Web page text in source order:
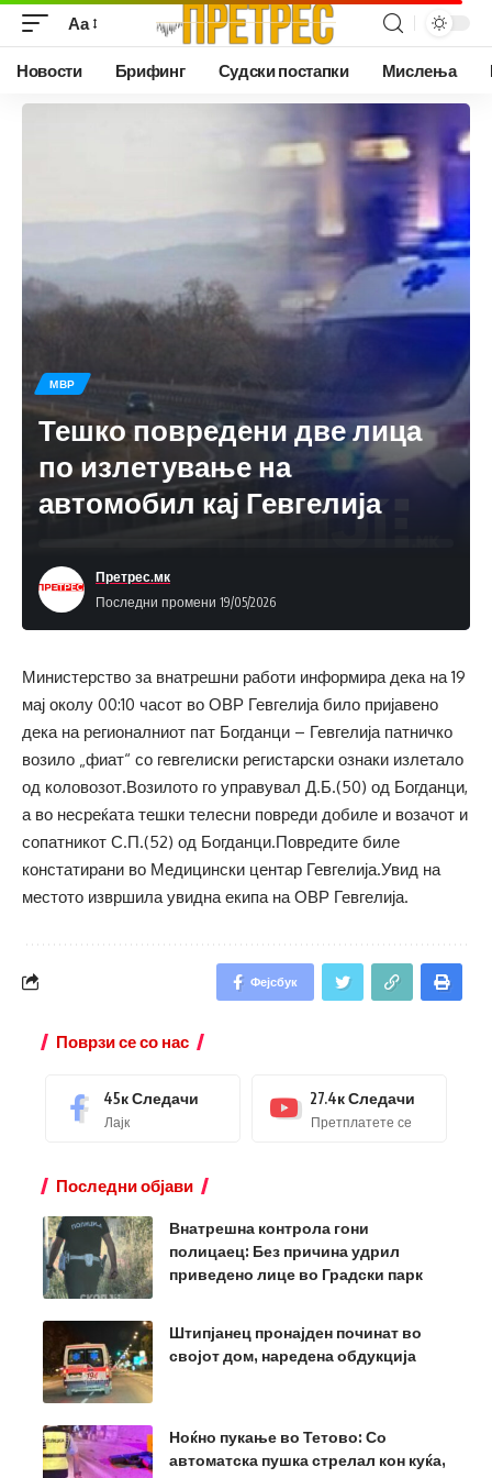
Аа
Новости Брифинг Судски постапки Мислења
МВР
Тешко повредени две лица
по излетување на
автомобил кај Гевгелија
Последни промени 19/05/2026
Претрес.мк
Министерство за внатрешни работи информира дека на 19
мај околу 00:10 часот во ОВР Гевгелија било пријавено
дека на регионалниот пат Богданци – Гевгелија патничко
возило „фиат“ со гевгелиски регистарски ознаки излетало
од коловозот.Возилото го управувал Д.Б.(50) од Богданци,
а во несреќата тешки телесни повреди добиле и возачот и
сопатникот С.П.(52) од Богданци.Повредите биле
констатирани во Медицински центар Гевгелија.Увид на
местото извршила увидна екипа на ОВР Гевгелија.
Фејсбук
Поврзи се со нас
45кСледачи
Лајк
27.4кСледачи
Претплатете се
Последни објави
Внатрешна контрола гони
полицаец: Без причина удрил
приведено лице во Градски парк
Штипјанец пронајден починат во
својот дом, наредена обдукција
Ноќно пукање во Тетово: Со
автоматска пушка стрелал кон куќа,